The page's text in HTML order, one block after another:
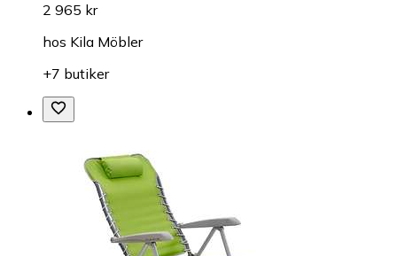
2 965 kr
hos Kila Möbler
+7 butiker